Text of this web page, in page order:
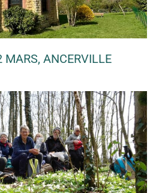
MARS, ANCERVILLE